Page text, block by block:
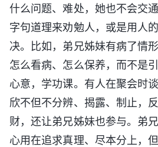
什么问题、难处，她也不会交通
字句道理来劝勉人，或是用人
决。比如，弟兄姊妹有病了情
怎么看病、怎么保养，而不是
心意，学功课。有人在聚会时
欣不但不分辨、揭露、制止，
财，还让弟兄姊妹也参与。弟
心用在追求真理、尽本分上，